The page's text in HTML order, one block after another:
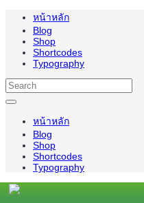
หน้าหลัก
Blog
Shop
Shortcodes
Typography
หน้าหลัก
Blog
Shop
Shortcodes
Typography